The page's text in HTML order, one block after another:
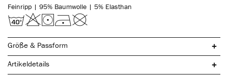
Feinripp | 95% Baumwolle | 5% Elasthan
Größe & Passform
Artikeldetails